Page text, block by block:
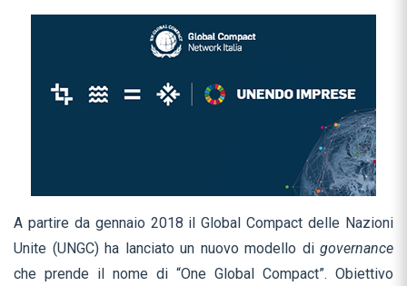
A partire da gennaio 2018 il Global Compact delle Nazioni
Unite (UNGC) ha lanciato un nuovo modello di governance
che prende il nome di “One Global Compact”. Obiettivo